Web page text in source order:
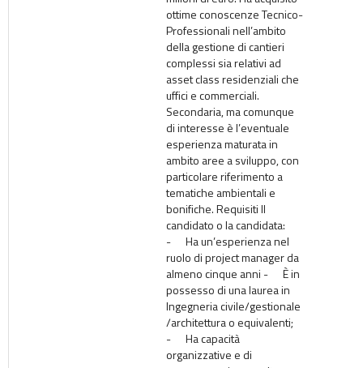
ottime conoscenze Tecnico-
Professionali nell’ambito
della gestione di cantieri
complessi sia relativi ad
asset class residenziali che
uffici e commerciali.
Secondaria, ma comunque
di interesse è l’eventuale
esperienza maturata in
ambito aree a sviluppo, con
particolare riferimento a
tematiche ambientali e
bonifiche. Requisiti Il
candidato o la candidata:
- Ha un’esperienza nel
ruolo di project manager da
almeno cinque anni - È in
possesso di una laurea in
Ingegneria civile/gestionale
/architettura o equivalenti;
- Ha capacità
organizzative e di